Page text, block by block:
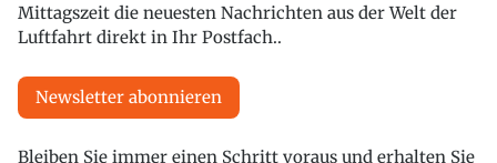
Mittagszeit die neuesten Nachrichten aus der Welt der
Luftfahrt direkt in Ihr Postfach..
Newsletter abonnieren
Bleiben Sie immer einen Schritt voraus und erhalten Sie